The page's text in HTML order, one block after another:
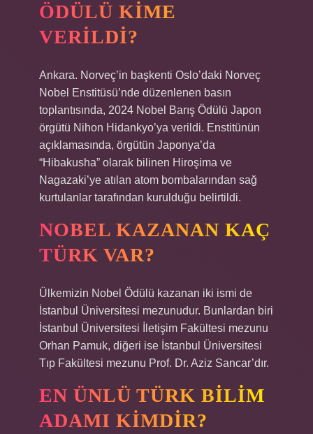
ÖDÜLÜ KIME
VERILDI?
Ankara. Norveç’in başkenti Oslo’daki Norveç
Nobel Enstitüsü’nde düzenlenen basın
toplantısında, 2024 Nobel Barış Ödülü Japon
örgütü Nihon Hidankyo’ya verildi. Enstitünün
açıklamasında, örgütün Japonya’da
“Hibakusha” olarak bilinen Hiroşima ve
Nagazaki’ye atılan atom bombalarından sağ
kurtulanlar tarafından kurulduğu belirtildi.
NOBEL KAZANAN KAÇ
TÜRK VAR?
Ülkemizin Nobel Ödülü kazanan iki ismi de
İstanbul Üniversitesi mezunudur. Bunlardan biri
İstanbul Üniversitesi İletişim Fakültesi mezunu
Orhan Pamuk, diğeri ise İstanbul Üniversitesi
Tıp Fakültesi mezunu Prof. Dr. Aziz Sancar’dır.
EN ÜNLÜ TÜRK BILIM
ADAMI KIMDIR?